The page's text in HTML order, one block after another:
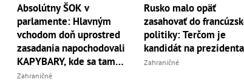
Absolútny ŠOK v
parlamente: Hlavným
vchodom doň uprostred
zasadania napochodovali
KAPYBARY, kde sa tam
nabrali?
Zahraničné
Rusko malo opäť
zasahovať do
politiky: Terčom je
kandidát na prezidenta
Zahraničné